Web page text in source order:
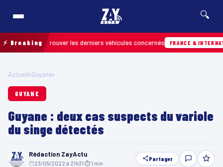
🔍
⚡ Breaking
pour retrouver les derniers véhicules concernés FRANCE &
Accueil›Guyane›
GUYANE
Guyane : deux cas suspects du variole
du singe détectés
Rédaction ZayActu
23/05/2022 à 21h31 ⏱ 1 min
Partager